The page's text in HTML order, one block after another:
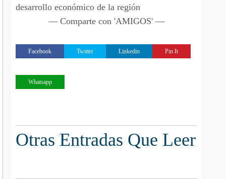
desarrollo económico de la región
— Comparte con 'AMIGOS' —
Facebook Twitter Linkedin Pin It
Whatsapp
Otras Entradas Que Leer